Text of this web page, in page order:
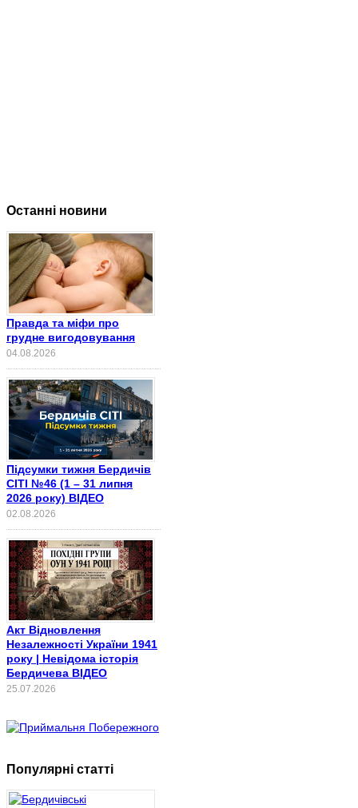
Останні новини
Правда та міфи про
грудне вигодовування
04.08.2026
Підсумки тижня Бердичів
СІТІ №46 (1 – 31 липня
2026 року) ВІДЕО
02.08.2026
Акт Відновлення
Незалежності України 1941
року | Невідома історія
Бердичева ВІДЕО
25.07.2026
Популярні статті